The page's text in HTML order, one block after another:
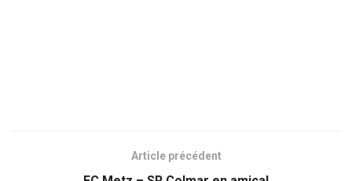
Article précédent